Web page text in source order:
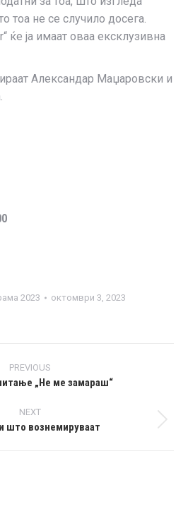
тоа не се случило досега.
ќе ја имаат оваа ексклузивна
Александар Маџаровски и
2023 октомври 3, 2023
PREVIOUS
Previous
„Не ме замараш“
NEXT
Next
што вознемируваат